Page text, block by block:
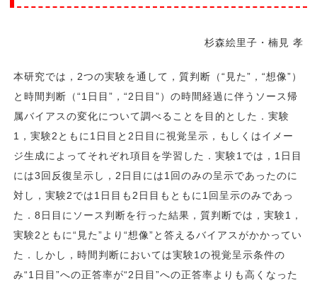
杉森絵里子・楠見 孝
本研究では，2つの実験を通して，質判断（“見た”，“想像”）
と時間判断（“1日目”，“2日目”）の時間経過に伴うソース帰
属バイアスの変化について調べることを目的とした．実験
1，実験2ともに1日目と2日目に視覚呈示，もしくはイメー
ジ生成によってそれぞれ項目を学習した．実験1では，1日目
には3回反復呈示し，2日目には1回のみの呈示であったのに
対し，実験2では1日目も2日目もともに1回呈示のみであっ
た．8日目にソース判断を行った結果，質判断では，実験1，
実験2ともに“見た”より“想像”と答えるバイアスがかかってい
た．しかし，時間判断においては実験1の視覚呈示条件の
み“1日目”への正答率が“2日目”への正答率よりも高くなった